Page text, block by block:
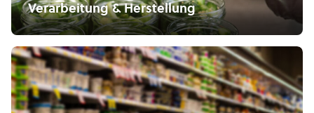
Verarbeitung & Herstellung